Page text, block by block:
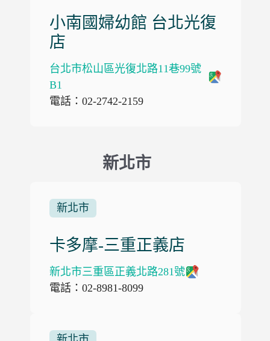
小南國婦幼館 台北光復
店
台北市松山區光復北路11巷99號
B1
電話：02-2742-2159
新北市
新北市
卡多摩-三重正義店
新北市三重區正義北路281號
電話：02-8981-8099